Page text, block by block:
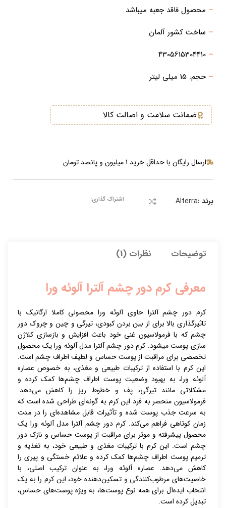
– محصول فاقد جعبه میباشد
– ساخت کشور آلمان
–
– حجم: 15 میلی لیتر
ضمانت سلامت و اصالت کالا
ارسال رایگان با حداقل خرید 1 میلیون و پانصد تومان
برند :Alterra اشتراک گذاری:
توضیحات نظرات (1)
معرفی کرم دور چشم آلترا آلوئه ورا
کرم دور چشم آلترا حاوی آلوئه ورا محصولی کاملا ارگانیک با
تاثیرگذاری بالا برای از بین بردن کبودی، تیرگی و چین و چروک دور
چشم که با فرمولاسیون غنی خود باعث افزایش و بازسازی کلاژن
سازی پوست میشود. کرم دور چشم آلترا مدل آلوئه ورا یک محصول
تخصصی برای مراقبت از پوست حساس و لطیف اطراف چشم است.
این کرم با استفاده از ترکیبات طبیعی و مغذی، به خصوص عصاره
آلوئه ورا، به بهبود وضعیت پوست اطراف چشم‌ها کمک کرده و
مشکلاتی مانند تیرگی، پف و خطوط ریز را کاهش می‌دهد.
فرمولاسیون منحصر به فرد این کرم به گونه‌ای طراحی شده است که
به سرعت جذب پوست شده و تأثیرات قابل مشاهده‌ای را در مدت
زمان کوتاهی فراهم می‌کند. کرم دور چشم آلترا مدل آلوئه ورا یک
محصول پیشرفته و موثر برای مراقبت از پوست حساس و نازک دور
چشم است. این کرم با ترکیبات مغذی و طبیعی خود، به تغذیه و
ترمیم پوست اطراف چشم‌ها کمک کرده و علائم خستگی و پیری را
کاهش می‌دهد. عصاره آلوئه ورا، به عنوان ترکیب اصلی، با
خاصیت‌های مرطوب‌کنندگی و تسکین‌دهنده خود، این کرم را به یک
انتخاب ایده‌آل برای همه نوع پوست‌ها، به ویژه پوست‌های حساس،
تبدیل کرده است.